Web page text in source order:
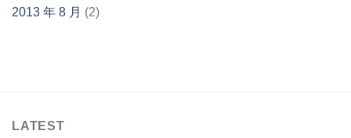
2013 年 8 月 (2)
LATEST